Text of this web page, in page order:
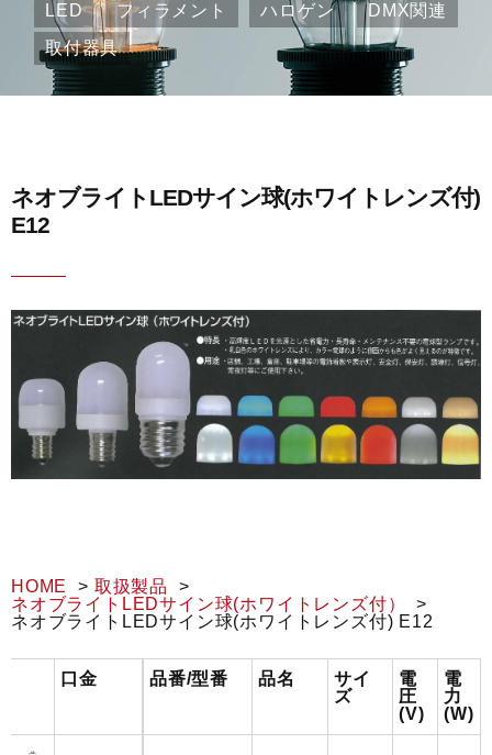
LED フィラメント ハロゲン
DMX関連
取付器具
ネオブライトLEDサイン球(ホワイトレンズ付)
E12
HOME
取扱製品
ネオブライトLEDサイン球(ホワイトレンズ付）
ネオブライトLEDサイン球(ホワイトレンズ付) E12
口金 品番/型番 品名
サイ
ズ
電
圧
(V)
電
力
(W)